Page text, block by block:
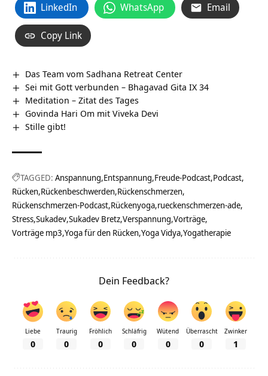
LinkedIn WhatsApp Email
Copy Link
Das Team vom Sadhana Retreat Center
Sei mit Gott verbunden – Bhagavad Gita IX 34
Meditation – Zitat des Tages
Govinda Hari Om mit Viveka Devi
Stille gibt!
TAGGED: Anspannung Entspannung Freude-Podcast Podcast
Rücken Rückenbeschwerden Rückenschmerzen
Rückenschmerzen-Podcast Rückenyoga rueckenschmerzen-ade
Stress Sukadev Sukadev Bretz Verspannung Vorträge
Vorträge mp3 Yoga für den Rücken Yoga Vidya Yogatherapie
Dein Feedback?
Liebe
0
Traurig
0
Fröhlich
0
Schläfrig
0
Wütend
0
Überrascht
0
Zwinker
1